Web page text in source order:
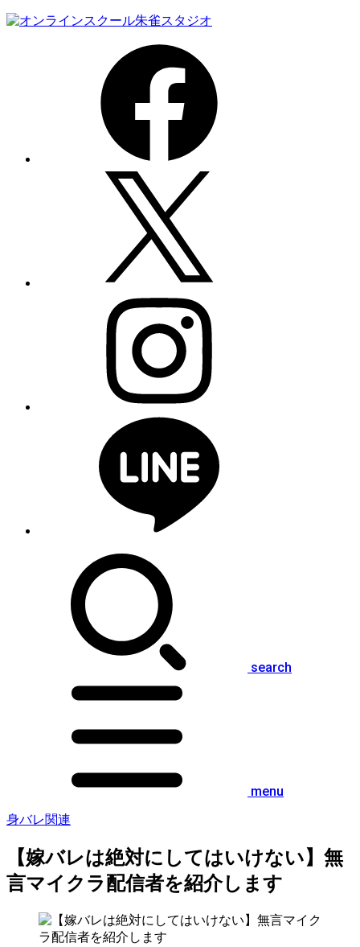
search
menu
身バレ関連
【嫁バレは絶対にしてはいけない】無
言マイクラ配信者を紹介します